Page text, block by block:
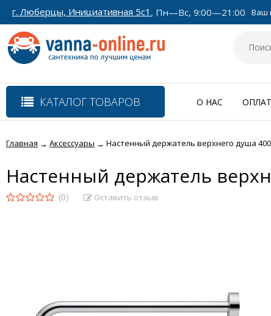
г. Люберцы, Инициативная 5с1 , Пн—Вс, 9:00—21:00 Ваш
КАТАЛОГ ТОВАРОВ О НАС
Главная → Аксессуары → Настенный держатель верхнего душа 400
Настенный держатель
(0) Оставить отзыв